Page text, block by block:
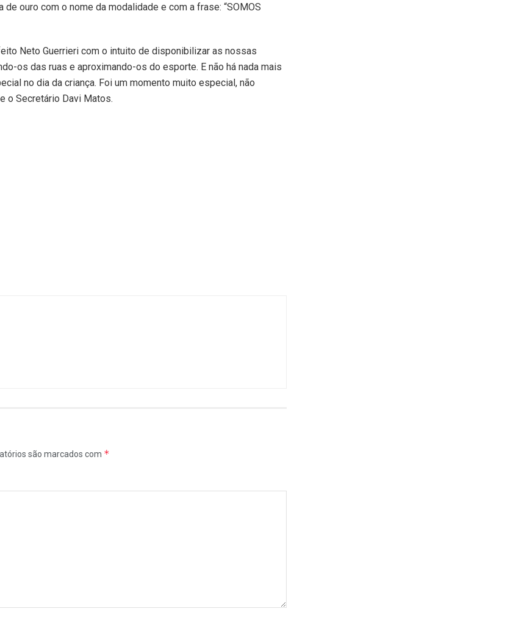
ouro com o nome da modalidade e com a frase: “SOMOS
Neto Guerrieri com o intuito de disponibilizar as nossas
os das ruas e aproximando-os do esporte. E não há nada mais
no dia da criança. Foi um momento muito especial, não
o Secretário Davi Matos.
são marcados com *